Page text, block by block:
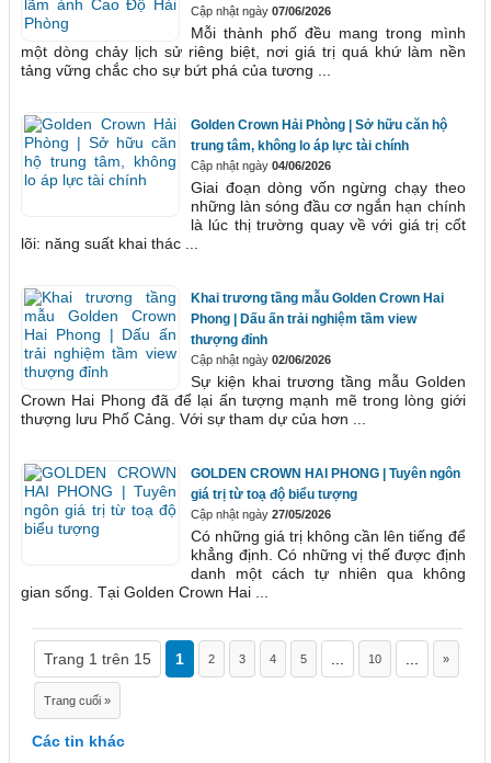
Cập nhật ngày 07/06/2026
Mỗi thành phố đều mang trong mình
một dòng chảy lịch sử riêng biệt, nơi giá trị quá khứ làm nền
tảng vững chắc cho sự bứt phá của tương ...
Golden Crown Hải Phòng | Sở hữu căn hộ
trung tâm, không lo áp lực tài chính
Cập nhật ngày 04/06/2026
Giai đoạn dòng vốn ngừng chạy theo
những làn sóng đầu cơ ngắn hạn chính
là lúc thị trường quay về với giá trị cốt
lõi: năng suất khai thác ...
Khai trương tầng mẫu Golden Crown Hai
Phong | Dấu ấn trải nghiệm tầm view
thượng đỉnh
Cập nhật ngày 02/06/2026
Sự kiện khai trương tầng mẫu Golden
Crown Hai Phong đã để lại ấn tượng mạnh mẽ trong lòng giới
thượng lưu Phố Cảng. Với sự tham dự của hơn ...
GOLDEN CROWN HAI PHONG | Tuyên ngôn
giá trị từ toạ độ biểu tượng
Cập nhật ngày 27/05/2026
Có những giá trị không cần lên tiếng để
khẳng định. Có những vị thế được định
danh một cách tự nhiên qua không
gian sống. Tại Golden Crown Hai ...
Trang 1 trên 15 1 2 3 4 5 10 »
Trang cuối »
Các tin khác